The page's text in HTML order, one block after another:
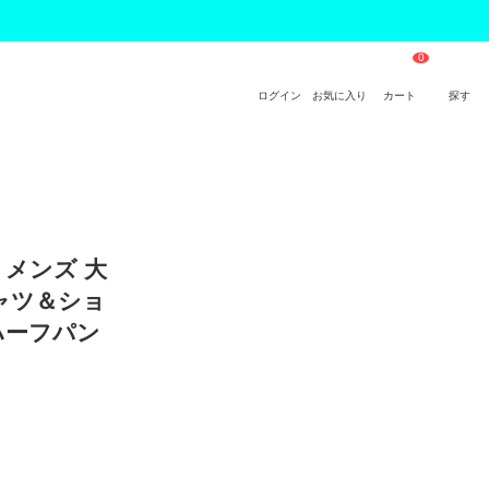
ログイン お気に入り カート 探す
ンズ 大
ツ＆ショ
フパン